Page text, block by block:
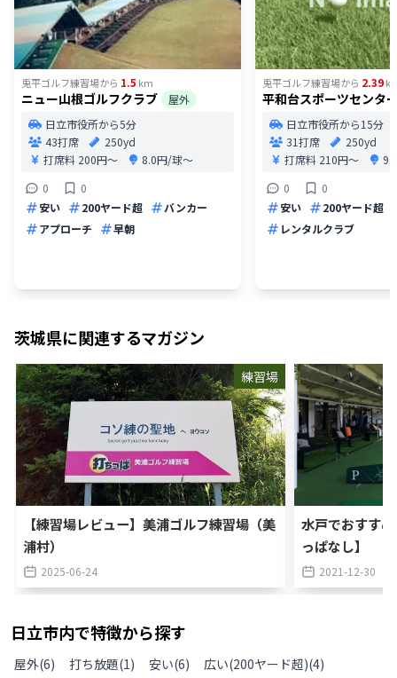
兎平ゴルフ練習場から 1.5 km
ニュー山根ゴルフクラブ
屋外
日立市役所から5分
43打席
250yd
打席料 200円〜
8.0円/球〜
0
0
安い
200ヤード超
バンカー
アプローチ
早朝
兎平ゴルフ練習場から 2.39
平和台スポーツセンタ
日立市役所から15分
31打席
250yd
打席料 210円〜
0
0
安い
200ヤード超
レンタルクラブ
茨城県に関連するマガジン
練習場
【練習場レビュー】美浦ゴルフ練習場（美
浦村）
2025-06-24
水戸でおすす
っぱなし】
2021-12-30
日立市内で特徴から探す
屋外(6) 打ち放題(1) 安い(6) 広い(200ヤード超)(4)